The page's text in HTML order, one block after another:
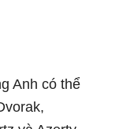
Anh có thể